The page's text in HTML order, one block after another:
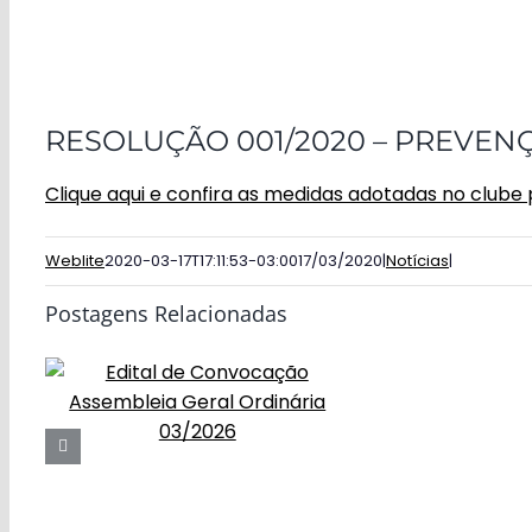
RESOLUÇÃO 001/2020 –
Clique aqui e confira as medidas adotadas no
Weblite2020-03-17T17:11:53-03:0017/03/2020|Notícias|
Postagens Relacionadas